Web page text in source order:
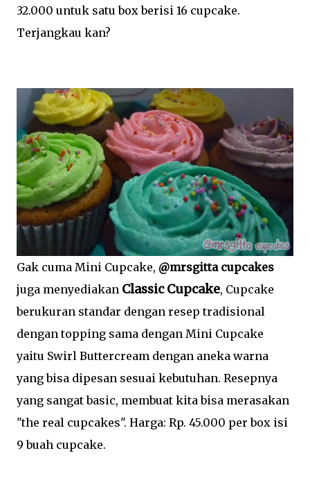
32.000 untuk satu box berisi 16 cupcake.
Terjangkau kan?
Gak cuma Mini Cupcake, @mrsgitta cupcakes
juga menyediakan Classic Cupcake, Cupcake
berukuran standar dengan resep tradisional
dengan topping sama dengan Mini Cupcake
yaitu Swirl Buttercream dengan aneka warna
yang bisa dipesan sesuai kebutuhan. Resepnya
yang sangat basic, membuat kita bisa merasakan
"the real cupcakes". Harga: Rp. 45.000 per box isi
9 buah cupcake.